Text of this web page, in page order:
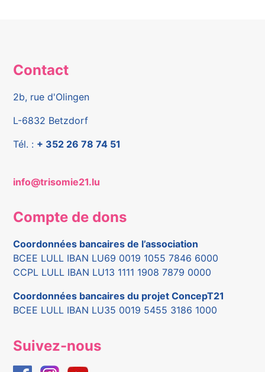
Contact
2b, rue d'Olingen
L-6832 Betzdorf
Tél. : + 352 26 78 74 51
info@trisomie21.lu
Compte de dons
Coordonnées bancaires de l’association
BCEE LULL IBAN LU69 0019 1055 7846 6000
CCPL LULL IBAN LU13 1111 1908 7879 0000
Coordonnées bancaires du projet ConcepT21
BCEE LULL IBAN LU35 0019 5455 3186 1000
Suivez-nous